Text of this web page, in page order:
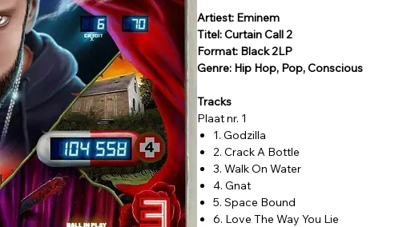
Artiest: Eminem
Titel: Curtain Call 2
Format: Black 2LP
Genre: Hip Hop, Pop, Conscious
Tracks
Plaat nr. 1
1. Godzilla
2. Crack A Bottle
3. Walk On Water
4. Gnat
5. Space Bound
6. Love The Way You Lie